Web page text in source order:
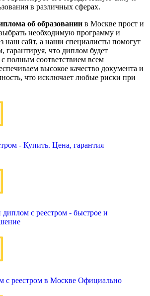
в различных сферах.
об образовании в Москве прост и
необходимую программу и
наш сайт, а наши специалисты помогут
что диплом будет
полным соответствием всем
высокое качество документа и
что исключает любые риски при
- Купить. Цена, гарантия
с реестром - быстрое и
с реестром в Москве Официально